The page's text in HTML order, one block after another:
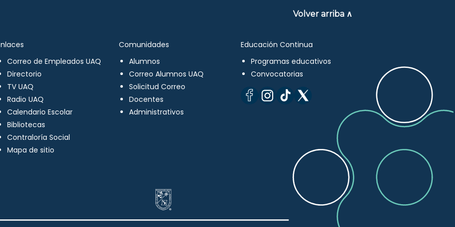
Volver arriba ∧
Correo de Empleados UAQ
Directorio
TV UAQ
Radio UAQ
Calendario Escolar
Bibliotecas
Contraloría Social
Mapa de sitio
Comunidades
Alumnos
Correo Alumnos UAQ
Solicitud Correo
Docentes
Administrativos
Educación Continua
Programas educativos
Convocatorias